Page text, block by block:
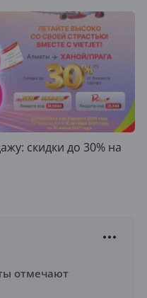
скидки до 30% на
отмечают